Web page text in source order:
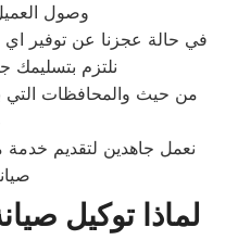
وصول
نلتزم بتسليمك
من حيث والمحافظات التي
لماذا توكيل